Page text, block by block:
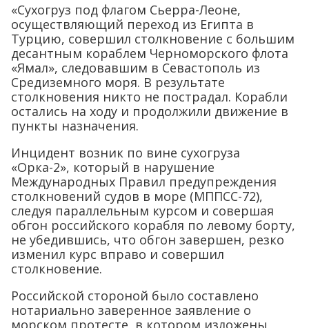
«Сухогруз под флагом Сьерра-Леоне,
осуществляющий переход из Египта в
Турцию, совершил столкновение с большим
десантным кораблем Черноморского флота
«Ямал», следовавшим в Севастополь из
Средиземного моря. В результате
столкновения никто не пострадал. Корабли
остались на ходу и продолжили движение в
пункты назначения.
Инцидент возник по вине сухогруза
«Орка-2», который в нарушение
Международных Правил предупреждения
столкновений судов в море (МППСС-72),
следуя параллельным курсом и совершая
обгон российского корабля по левому борту,
не убедившись, что обгон завершен, резко
изменил курс вправо и совершил
столкновение.
Российской стороной было составлено
нотариально заверенное заявление о
морском протесте, в котором изложены